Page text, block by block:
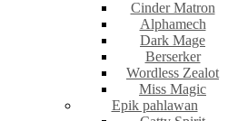
Cinder Matron
Alphamech
Dark Mage
Berserker
Wordless Zealot
Miss Magic
Epik pahlawan